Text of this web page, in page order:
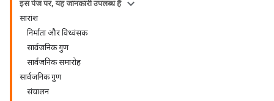
इस पेज पर, यह जानकारी उपलब्ध है
सारांश
निर्माता और विध्वंसक
सार्वजनिक गुण
सार्वजनिक समारोह
सार्वजनिक गुण
संचालन